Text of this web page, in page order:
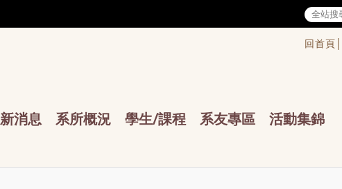
回首頁│
消息 系所概況 學生/課程 系友專區 活動集錦